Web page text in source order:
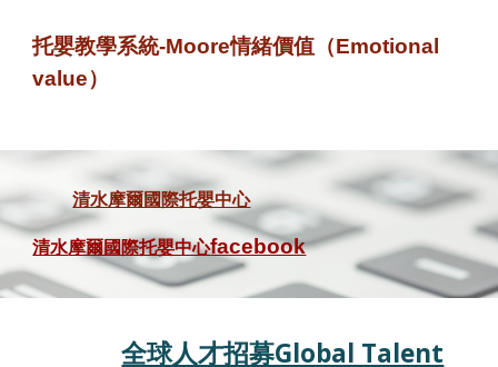
托嬰教學系統-Moore情緒價值（Emotional
value）
清水摩爾國際托嬰中心
清水摩爾國際托嬰中心facebook
全球人才招募Global Talent